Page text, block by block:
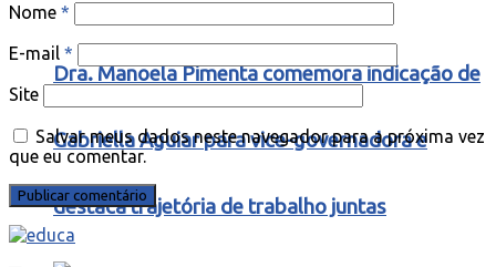
Dra. Manoela Pimenta comemora indicação de
Gabriella Aguiar para vice-governadora e
destaca trajetória de trabalho juntas
Nome *
E-mail *
Site
Salvar meus dados neste navegador para a próxima vez
que eu comentar.